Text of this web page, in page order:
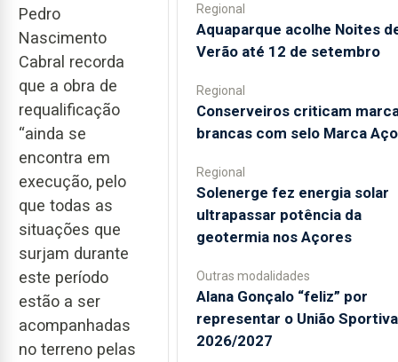
Pedro
Nascimento
Cabral recorda
que a obra de
requalificação
“ainda se
encontra em
execução, pelo
que todas as
situações que
surjam durante
este período
estão a ser
acompanhadas
no terreno pelas
Regional
Aquaparque acolhe Noites
Verão até 12 de setembro
Regional
Conserveiros criticam
brancas com selo Marca
Regional
Solenerge fez energia solar
ultrapassar potência da
geotermia nos Açores
Outras modalidades
Alana Gonçalo “feliz” por
representar o União
2026/2027